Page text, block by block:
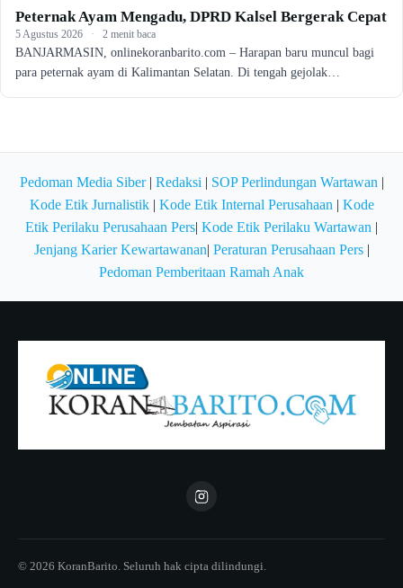
Peternak Ayam Mengadu, DPRD Kalsel Bergerak Cepat
5 Agustus 2026 · 2 menit baca
BANJARMASIN, onlinekoranbarito.com – Harapan baru muncul bagi
para peternak ayam di Kalimantan Selatan. Di tengah gejolak…
Pedoman Media Siber| Redaksi | SOP Perlindungan Wartawan |
Kode Etik Jurnalistik| Kode Etik Internal Perusahaan | Kode
Etik Perilaku Perusahaan Pers| Kode Etik Perilaku Wartawan |
Jenjang Karier Kewartawanan| Peraturan Perusahaan Pers|
Pedoman Pemberitaan Ramah Anak
© 2026 KoranBarito. Seluruh hak cipta dilindungi.